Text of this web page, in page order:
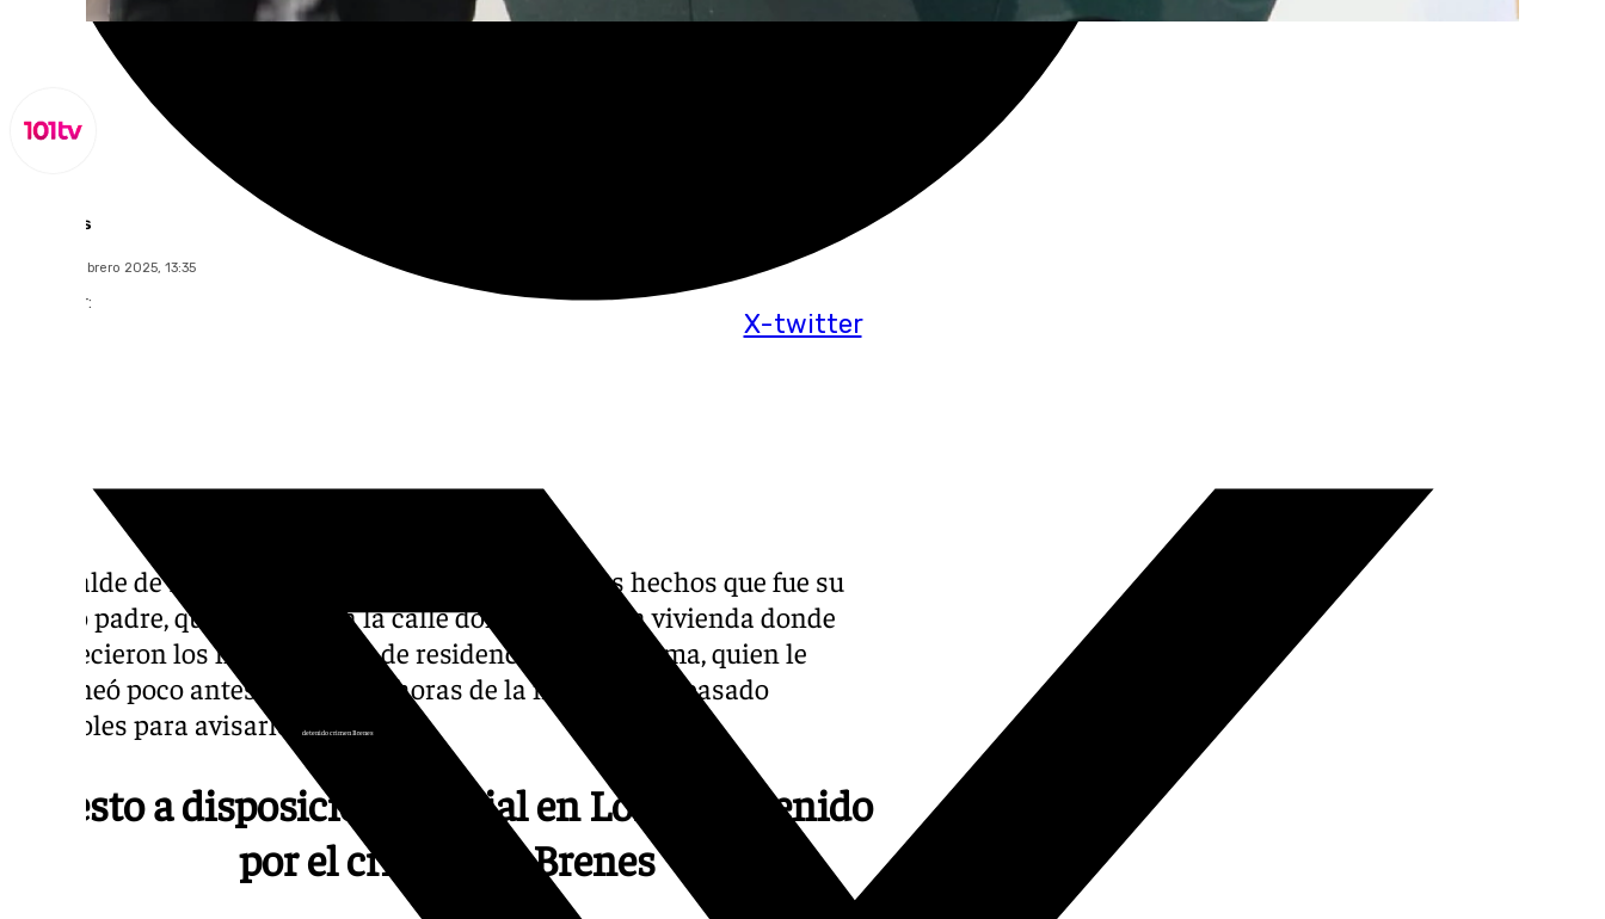
X-twitter
Lynx Devs
viernes, 7 febrero 2025, 13:35
Compartir:
El alcalde de Brenes, Jorge Barrera, narraba tras los hechos que fue su
propio padre, quien reside en la calle donde se alza la vivienda donde
acontecieron los hechos, lugar de residencia de la víctima, quien le
telefoneó poco antes de las 8,05 horas de la mañana del pasado
miércoles para avisarle.
detenido crimen Brenes
Puesto a disposición judicial en Lora el detenido
por el crimen de Brenes